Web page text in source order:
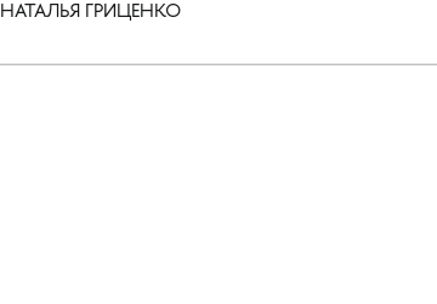
НАТАЛЬЯ ГРИЦЕНКО